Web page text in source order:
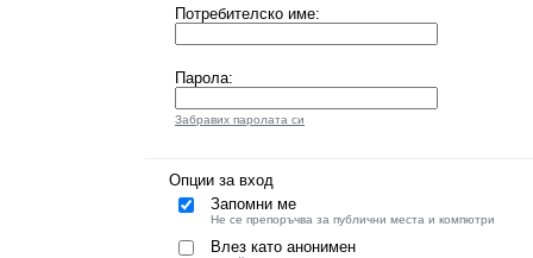
Потребителско име:
Парола:
Забравих паролата си
Опции за вход
Запомни ме
Не се препоръчва за публични места и компютри
Влез като анонимен